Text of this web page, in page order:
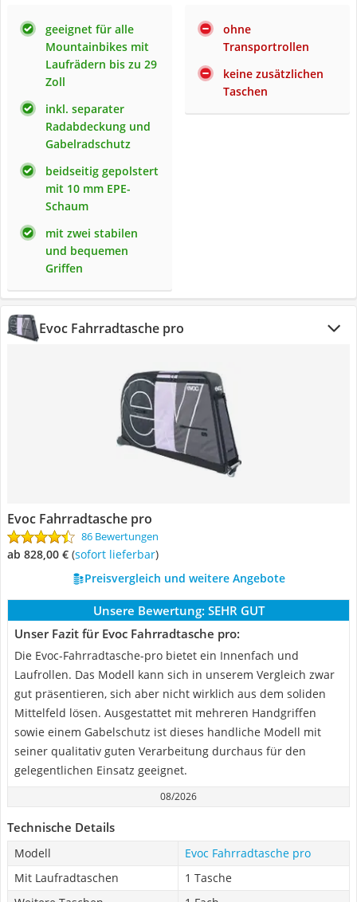
geeignet für alle
Mountainbikes mit
Laufrädern bis zu 29
Zoll
inkl. separater
Radabdeckung und
Gabelradschutz
beidseitig gepolstert
mit 10 mm EPE-
Schaum
mit zwei stabilen
und bequemen
Griffen
ohne
Transportrollen
keine zusätzlichen
Taschen
Evoc Fahrradtasche pro
Evoc Fahrradtasche pro
86 Bewertungen
ab 828,00 € ( Sofort lieferbar)
Preisvergleich und weitere Angebote
Unsere Bewertung: SEHR GUT
Unser Fazit für Evoc Fahrradtasche pro:
Die Evoc-Fahrradtasche-pro bietet ein Innenfach und
Laufrollen. Das Modell kann sich in unserem Vergleich zwar
gut präsentieren, sich aber nicht wirklich aus dem soliden
Mittelfeld lösen. Ausgestattet mit mehreren Handgriffen
sowie einem Gabelschutz ist dieses handliche Modell mit
seiner qualitativ guten Verarbeitung durchaus für den
gelegentlichen Einsatz geeignet.
08/2026
Technische Details
Modell
Evoc Fahrradtasche pro
Mit Laufradtaschen
1 Tasche